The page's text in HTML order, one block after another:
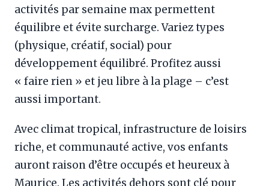
activités par semaine max permettent
équilibre et évite surcharge. Variez types
(physique, créatif, social) pour
développement équilibré. Profitez aussi
« faire rien » et jeu libre à la plage – c’est
aussi important.
Avec climat tropical, infrastructure de loisirs
riche, et communauté active, vos enfants
auront raison d’être occupés et heureux à
Maurice. Les activités dehors sont clé pour